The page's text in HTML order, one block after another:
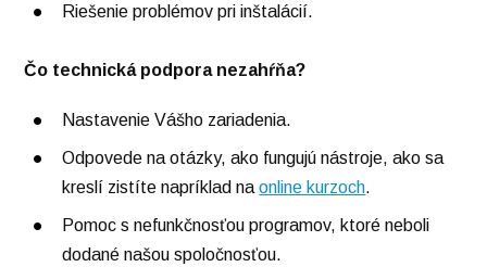
Riešenie problémov pri inštalácií.
Čo technická podpora nezahŕňa?
Nastavenie Vášho zariadenia.
Odpovede na otázky, ako fungujú nástroje, ako sa
kreslí zistíte napríklad naonline kurzoch.
Pomoc s nefunkčnosťou programov, ktoré neboli
dodané našou spoločnosťou.